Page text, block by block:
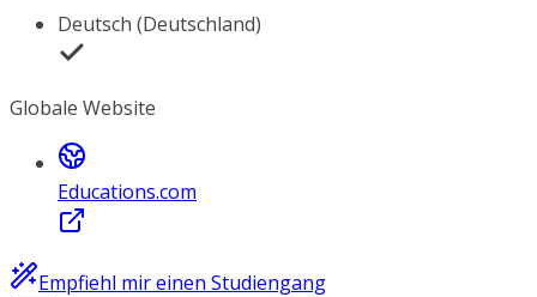
Deutsch (Deutschland)
Globale Website
Educations.com
Empfiehl mir einen Studiengang